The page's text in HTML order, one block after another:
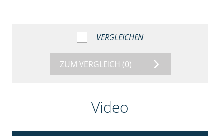
VERGLEICHEN
ZUM VERGLEICH (0)
Video